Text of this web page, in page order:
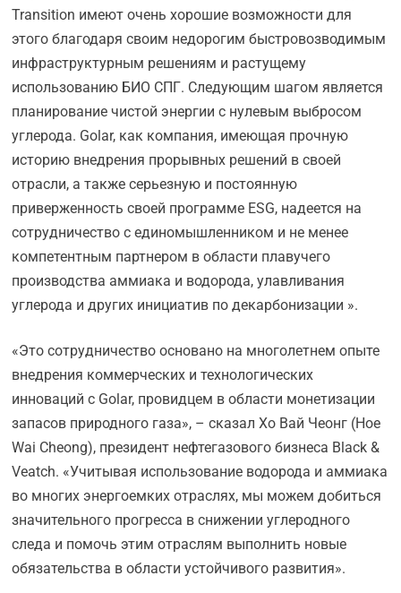
Transition имеют очень хорошие возможности для
этого благодаря своим недорогим быстровозводимым
инфраструктурным решениям и растущему
использованию БИО СПГ. Следующим шагом является
планирование чистой энергии с нулевым выбросом
углерода. Golar, как компания, имеющая прочную
историю внедрения прорывных решений в своей
отрасли, а также серьезную и постоянную
приверженность своей программе ESG, надеется на
сотрудничество с единомышленником и не менее
компетентным партнером в области плавучего
производства аммиака и водорода, улавливания
углерода и других инициатив по декарбонизации ».
«Это сотрудничество основано на многолетнем опыте
внедрения коммерческих и технологических
инноваций с Golar, провидцем в области монетизации
запасов природного газа», – сказал Хо Вай Чеонг (Hoe
Wai Cheong), президент нефтегазового бизнеса Black &
Veatch. «Учитывая использование водорода и аммиака
во многих энергоемких отраслях, мы можем добиться
значительного прогресса в снижении углеродного
следа и помочь этим отраслям выполнить новые
обязательства в области устойчивого развития».